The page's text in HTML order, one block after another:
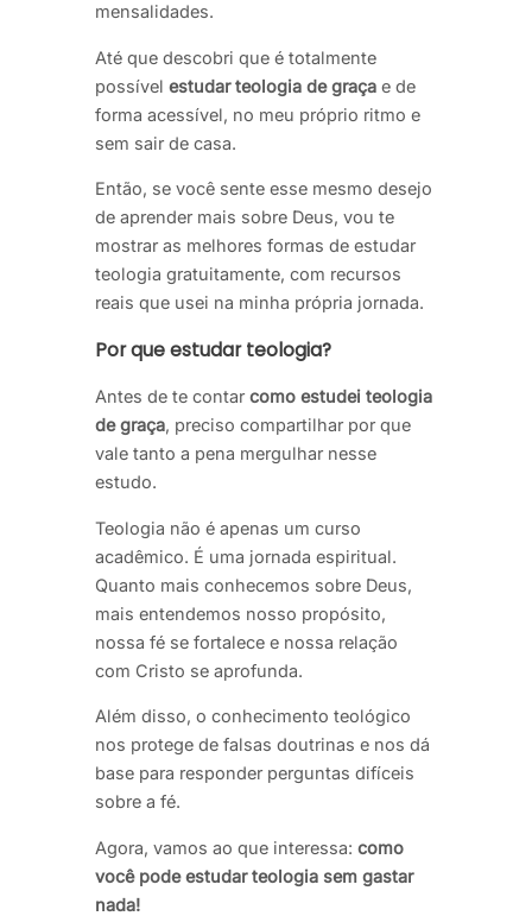
mensalidades.
Até que descobri que é totalmente
possível estudar teologia de graça e de
forma acessível, no meu próprio ritmo e
sem sair de casa.
Então, se você sente esse mesmo desejo
de aprender mais sobre Deus, vou te
mostrar as melhores formas de estudar
teologia gratuitamente, com recursos
reais que usei na minha própria jornada.
Por que estudar teologia?
Antes de te contarcomo estudei teologia
de graça, preciso compartilhar por que
vale tanto a pena mergulhar nesse
estudo.
Teologia não é apenas um curso
acadêmico. É uma jornada espiritual.
Quanto mais conhecemos sobre Deus,
mais entendemos nosso propósito,
nossa fé se fortalece e nossa relação
com Cristo se aprofunda.
Além disso, o conhecimento teológico
nos protege de falsas doutrinas e nos dá
base para responder perguntas difíceis
sobre a fé.
Agora, vamos ao que interessa: como
você pode estudar teologia sem gastar
nada!